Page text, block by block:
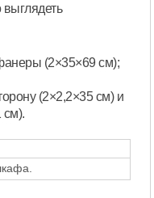
(2×35×69 см);
(2×2,2×35 см) и
см).